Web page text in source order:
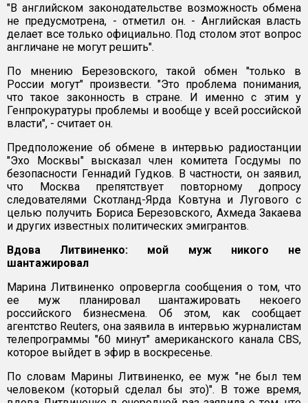
"В английском законодательстве возможность обмена
не предусмотрена, - отметил он. - Английская власть
делает все только официально. Под столом этот вопрос
англичане не могут решить".
По мнению Березовского, такой обмен "только в
России могут" произвести. "Это проблема понимания,
что такое законность в стране. И именно с этим у
Генпрокуратуры проблемы и вообще у всей российской
власти", - считает он.
Предположение об обмене в интервью радиостанции
"Эхо Москвы" высказал член комитета Госдумы по
безопасности Геннадий Гудков. В частности, он заявил,
что Москва препятствует повторному допросу
следователями Скотланд-Ярда Ковтуна и Лугового с
целью получить Бориса Березовского, Ахмеда Закаева
и других известных политических эмигрантов.
Вдова Литвиненко: мой муж никого не
шантажировал
Марина Литвиненко опровергла сообщения о том, что
ее муж планировал шантажировать некоего
российского бизнесмена. Об этом, как сообщает
агентство Reuters, она заявила в интервью журналистам
телепрограммы "60 минут" американского канала CBS,
которое выйдет в эфир в воскресенье.
По словам Марины Литвиненко, ее муж "не был тем
человеком (который сделал бы это)". В тоже время,